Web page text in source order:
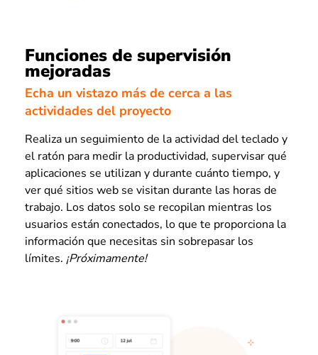
Funciones de supervisión
mejoradas
Echa un vistazo más de cerca a las
actividades del proyecto
Realiza un seguimiento de la actividad del teclado y
el ratón para medir la productividad, supervisar qué
aplicaciones se utilizan y durante cuánto tiempo, y
ver qué sitios web se visitan durante las horas de
trabajo. Los datos solo se recopilan mientras los
usuarios están conectados, lo que te proporciona la
información que necesitas sin sobrepasar los
límites. ¡Próximamente!